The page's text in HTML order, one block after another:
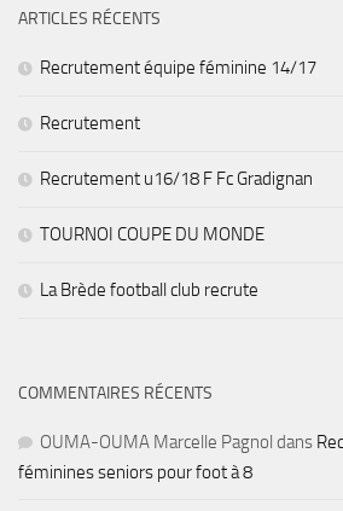
ARTICLES RÉCENTS
Recrutement équipe féminine 14/17
Recrutement
Recrutement u16/18 F Fc Gradignan
TOURNOI COUPE DU MONDE
La Brède football club recrute
COMMENTAIRES RÉCENTS
OUMA-OUMA Marcelle Pagnol dans
féminines seniors pour foot à 8